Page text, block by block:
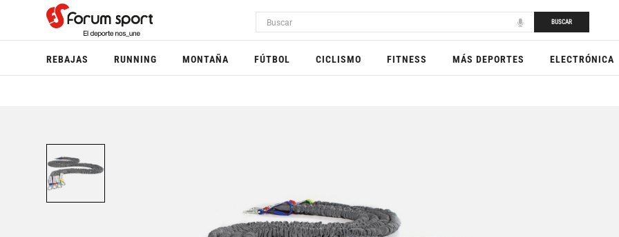
BUSCAR
REBAJAS RUNNING MONTAÑA FÚTBOL CICLISMO FITNESS MÁS DEPORTES ELECTRÓNICA